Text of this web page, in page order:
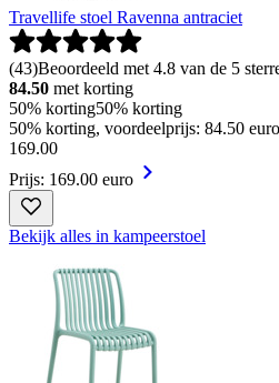
Travellife stoel Ravenna antraciet
(43)Beoordeeld met 4.8 van de 5
84.50 met korting
50% korting50% korting
50% korting, voordeelprijs: 84.50
169.00
Prijs: 169.00 euro
Bekijk alles in kampeerstoel